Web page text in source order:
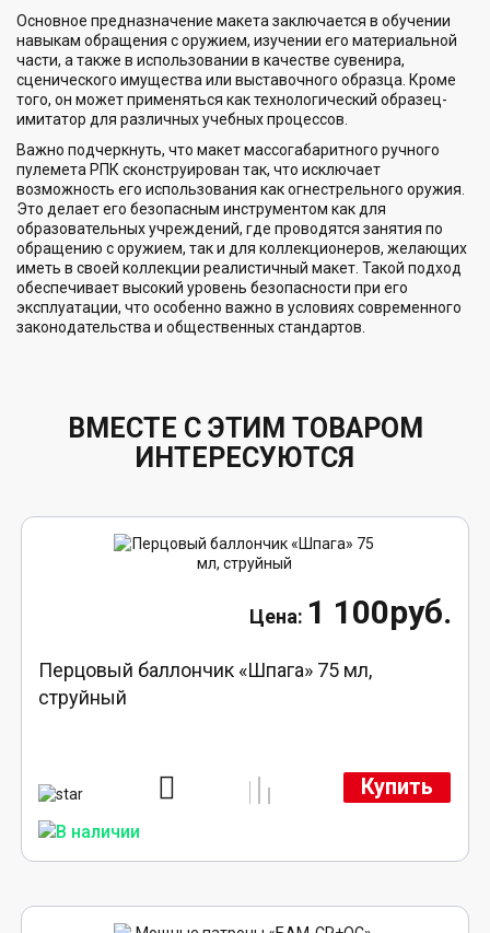
Основное предназначение макета заключается в обучении
навыкам обращения с оружием, изучении его материальной
части, а также в использовании в качестве сувенира,
сценического имущества или выставочного образца. Кроме
того, он может применяться как технологический образец-
имитатор для различных учебных процессов.
Важно подчеркнуть, что макет массогабаритного ручного
пулемета РПК сконструирован так, что исключает
возможность его использования как огнестрельного оружия.
Это делает его безопасным инструментом как для
образовательных учреждений, где проводятся занятия по
обращению с оружием, так и для коллекционеров, желающих
иметь в своей коллекции реалистичный макет. Такой подход
обеспечивает высокий уровень безопасности при его
эксплуатации, что особенно важно в условиях современного
законодательства и общественных стандартов.
ВМЕСТЕ С ЭТИМ ТОВАРОМ
ИНТЕРЕСУЮТСЯ
1 100руб.
Перцовый баллончик «Шпага» 75 мл,
струйный
Купить